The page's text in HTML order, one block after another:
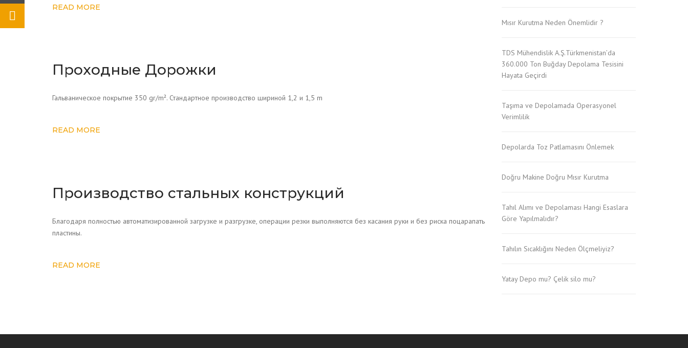
READ MORE
Проходные Дорожки
Гальваническое покрытие 350 gr/m². Стандартное производство шириной 1,2 и 1,5 m
READ MORE
Производство стальных конструкций
Благодаря полностью автоматизированной загрузке и разгрузке, операции резки выполняются без касания руки и без риска поцарапать
пластины.
READ MORE
Mısır Kurutma Neden Önemlidir ?
TDS Mühendislik A.Ş.Türkmenistan’da
360.000 Ton Buğday Depolama Tesisini
Hayata Geçirdi
Taşıma ve Depolamada Operasyonel
Verimlilik
Depolarda Toz Patlamasını Önlemek
Doğru Makine Doğru Mısır Kurutma
Tahıl Alımı ve Depolaması Hangi Esaslara
Göre Yapılmalıdır?
Tahılın Sıcaklığını Neden Ölçmeliyiz?
Yatay Depo mu? Çelik silo mu?